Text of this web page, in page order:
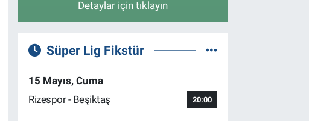
Detaylar için tıklayın
Süper Lig Fikstür
15 Mayıs, Cuma
Rizespor - Beşiktaş
20:00